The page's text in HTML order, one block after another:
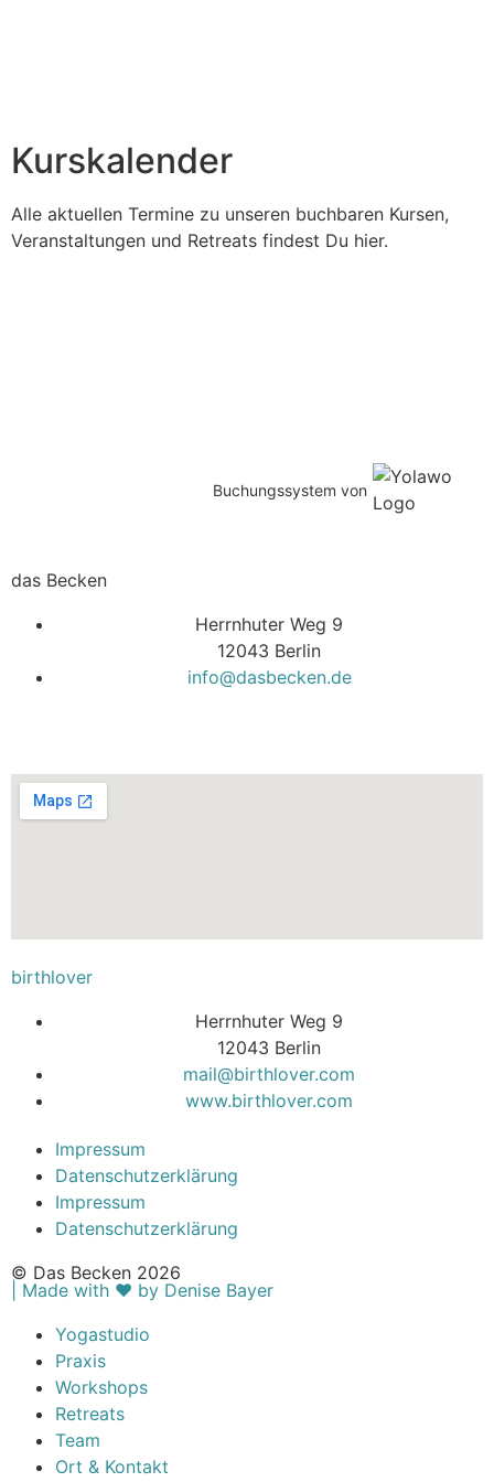
Kurskalender
Alle aktuellen Termine zu unseren buchbaren Kursen,
Veranstaltungen und Retreats findest Du hier.
Buchungssystem von
das Becken
Herrnhuter Weg 9
12043 Berlin
info@dasbecken.de
birthlover
Herrnhuter Weg 9
12043 Berlin
mail@birthlover.com
www.birthlover.com
Impressum
Datenschutzerklärung
Impressum
Datenschutzerklärung
© Das Becken 2026
| Made with ♥︎ by Denise Bayer
Yogastudio
Praxis
Workshops
Retreats
Team
Ort & Kontakt